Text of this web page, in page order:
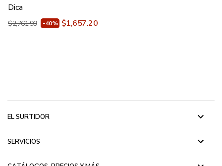
Dica
$2,761.99 -40% $1,657.20
EL SURTIDOR keyboard_arrow_down
SERVICIOS keyboard_arrow_down